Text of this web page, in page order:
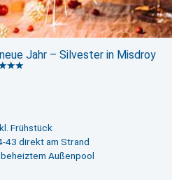
Jahr – Silvester in Misdroy
Frühstück
43 direkt am Strand
Außenpool